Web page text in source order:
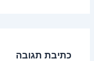
כתיבת תגובה